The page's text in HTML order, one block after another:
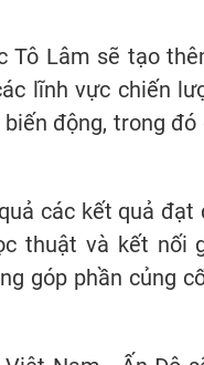
Tô Lâm sẽ tạo
lĩnh vực chiến
động, trong
các kết quả đạt
thuật và kết nối
góp phần củng